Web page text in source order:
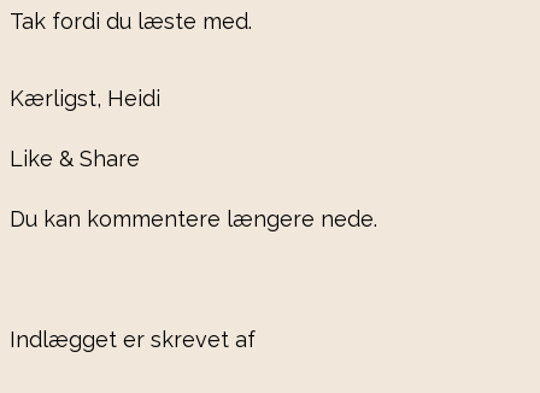
Tak fordi du læste med.
Kærligst, Heidi
Like & Share
Du kan kommentere længere nede.
Indlægget er skrevet af